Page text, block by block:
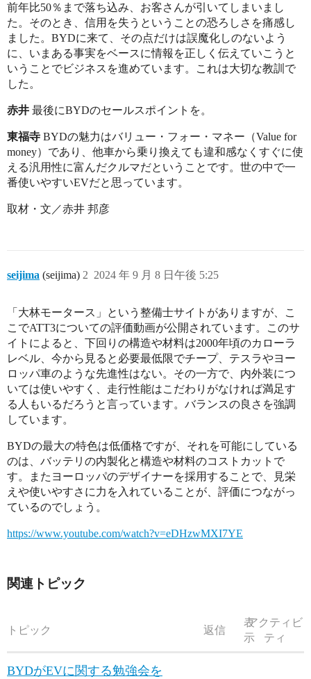
前年比50％まで落ち込み、お客さんが引いてしまいまし
た。そのとき、信用を失うということの恐ろしさを痛感し
ました。BYDに来て、その点だけは誤魔化しのないよう
に、いまある事実をベースに情報を正しく伝えていこうと
いうことでビジネスを進めています。これは大切な教訓で
した。
赤井 最後にBYDのセールスポイントを。
東福寺 BYDの魅力はバリュー・フォー・マネー（Value for
money）であり、他車から乗り換えても違和感なくすぐに使
える汎用性に富んだクルマだということです。世の中で一
番使いやすいEVだと思っています。
取材・文／赤井 邦彦
seijima (seijima) 2024 年 9 月 8 日午後 5:25
2
「大林モータース」という整備士サイトがありますが、こ
こでATT3についての評価動画が公開されています。このサ
イトによると、下回りの構造や材料は2000年頃のカローラ
レベル、今から見ると必要最低限でチープ、テスラやヨー
ロッパ車のような先進性はない。その一方で、内外装につ
いては使いやすく、走行性能はこだわりがなければ満足す
る人もいるだろうと言っています。バランスの良さを強調
しています。
BYDの最大の特色は低価格ですが、それを可能にしている
のは、バッテリの内製化と構造や材料のコストカットで
す。またヨーロッパのデザイナーを採用することで、見栄
えや使いやすさに力を入れていることが、評価につながっ
ているのでしょう。
https://www.youtube.com/watch?v=eDHzwMXI7YE
関連トピック
トピック 返信
表
示
アクティビ
ティ
BYDがEVに関する勉強会を